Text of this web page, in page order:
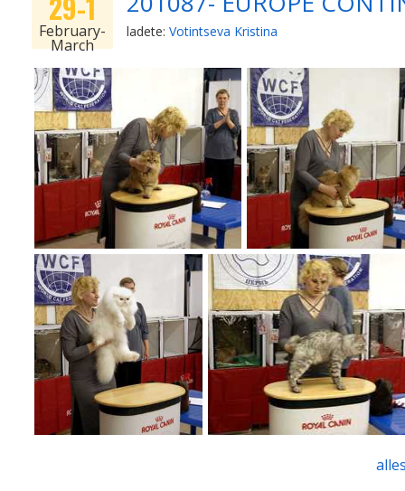
February-
March
ladete: Votintseva Kristina